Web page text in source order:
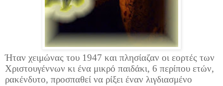
Ήταν χειμώνας του 1947 και πλησίαζαν οι εορτές των
Χριστουγέννων κι ένα μικρό παιδάκι, 6 περίπου ετών,
ρακένδυτο, προσπαθεί να ρίξει έναν λιγδιασμένο